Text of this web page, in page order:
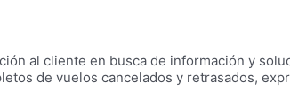
al cliente en busca de información y
de vuelos cancelados y retrasados,